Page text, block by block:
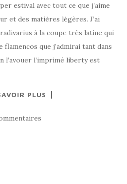
estival avec tout ce que j’aime
et des matières légères. J’ai
à la coupe très latine qui
que j’admirai tant dans
l’avouer l’imprimé liberty est
PLUS